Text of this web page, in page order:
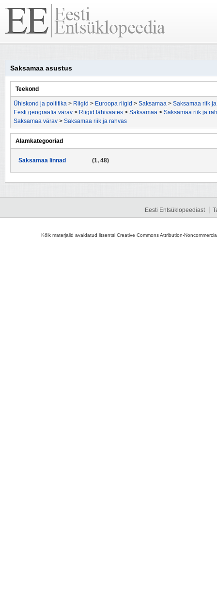
Saksamaa asustus
Teekond
Ühiskond ja poliitika > Riigid > Euroopa riigid > Saksamaa > Saksamaa riik
Eesti geograafia värav > Riigid lähivaates > Saksamaa > Saksamaa riik ja
Saksamaa värav > Saksamaa riik ja rahvas
Alamkategooriad
(1, 48)
Saksamaa linnad
Eesti Entsüklopeediast
Kõik materjalid avaldatud litsentsi Creative Commons Attribution-